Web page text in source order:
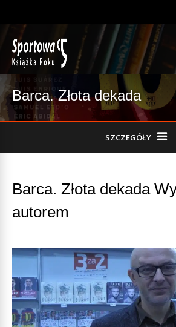
Barca. Złota dekada
SZCZEGÓŁY
Barca. Złota dekada
autorem